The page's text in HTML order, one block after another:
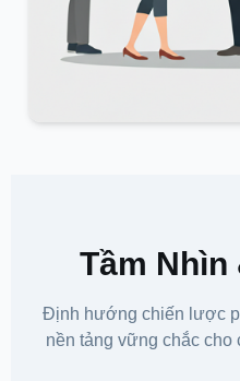
Tầm Nhìn
Định hướng chiến lược
nền tảng vững chắc cho